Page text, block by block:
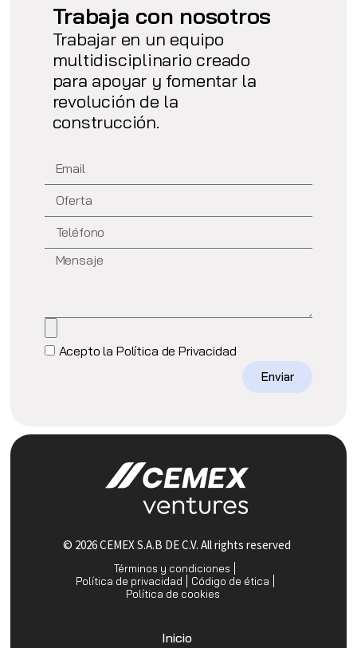
Trabaja con nosotros
Trabajar en un equipo
multidisciplinario creado
para apoyar y fomentar la
revolución de la
construcción.
Acepto la Política de Privacidad
Enviar
© 2026 CEMEX S.A.B DE C.V. All rights reserved
Términos y condiciones
Política de privacidad
Código de ética
Política de cookies
Inicio